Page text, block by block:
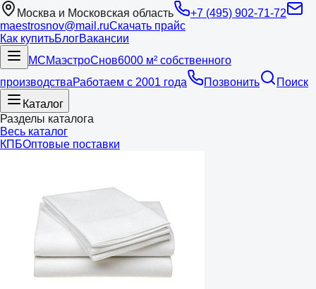
Москва и Московская область
+7 (495) 902-71-72
maestrosnov@mail.ruСкачать прайс
Как купитьБлогВакансии
МСМаэстроСнов6000 м² собственного
производстваРаботаем с 2001 года Позвонить
Поиск
Каталог
Разделы каталога
Весь каталог
КПБОптовые поставки